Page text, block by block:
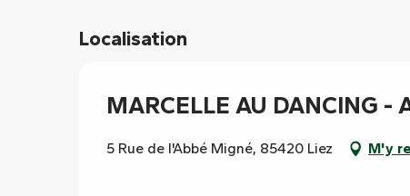
Localisation
MARCELLE AU DANCING -
5 Rue de l'Abbé Migné, 85420 Liez M'y